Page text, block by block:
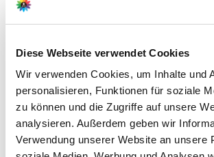
Diese Webseite verwendet Cookies
Wir verwenden Cookies, um Inhalte und
personalisieren, Funktionen für soziale
zu können und die Zugriffe auf unsere
analysieren. Außerdem geben wir
Verwendung unserer Website an unsere
Kokosweberei GmbH &
Co. KG
Erwin Rentschler Str. 20
88471 Laupheim